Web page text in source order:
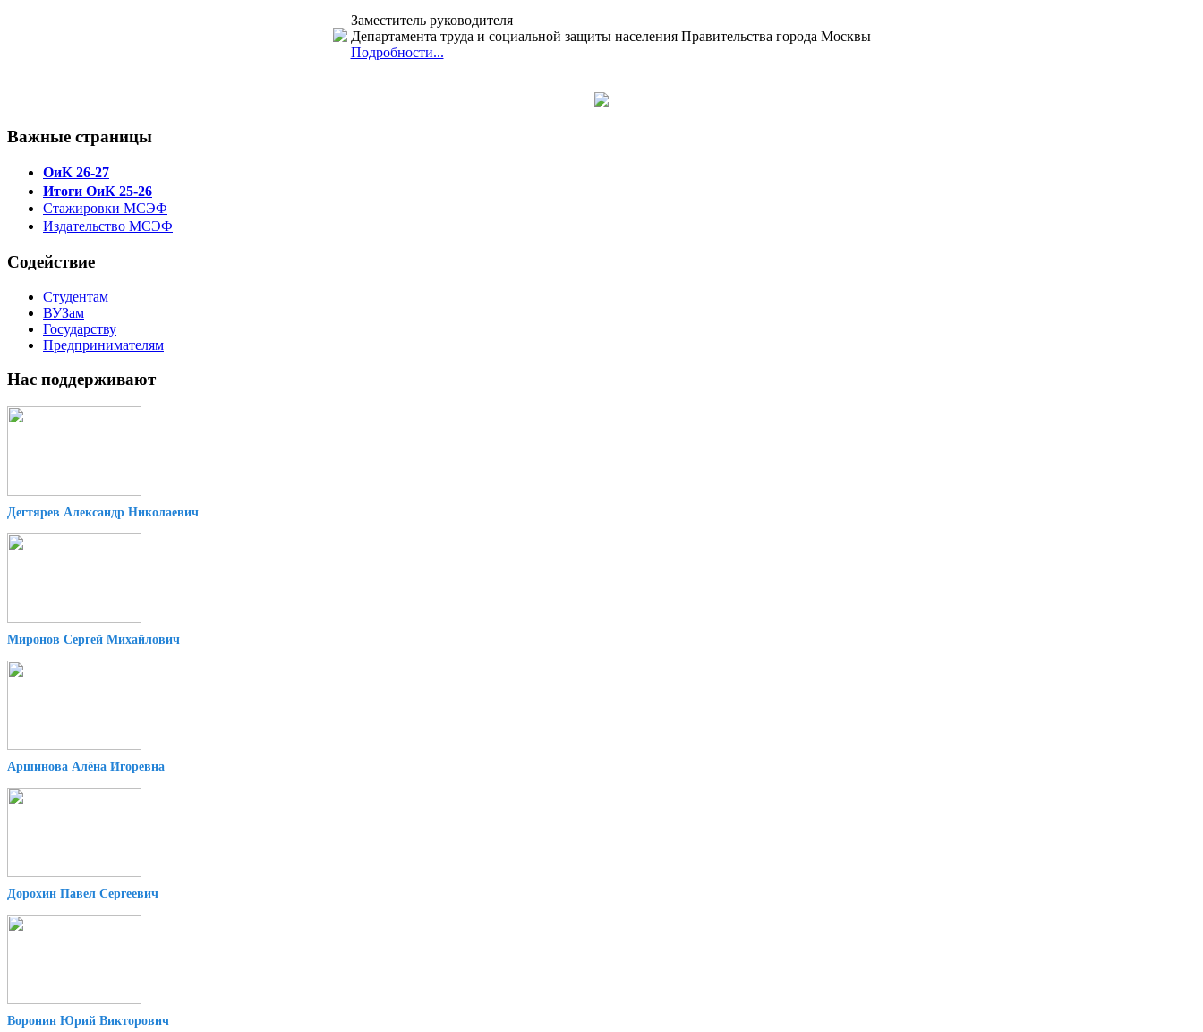
Заместитель руководителя
Департамента труда и социальной защиты населения Правительства города Москвы
Подробности...
Важные страницы
ОиК 26-27
Итоги ОиК 25-26
Стажировки МСЭФ
Издательство МСЭФ
Содействие
Студентам
ВУЗам
Государству
Предпринимателям
Нас поддерживают
Дегтярев Александр Николаевич
Миронов Сергей Михайлович
Аршинова Алёна Игоревна
Дорохин Павел Сергеевич
Воронин Юрий Викторович